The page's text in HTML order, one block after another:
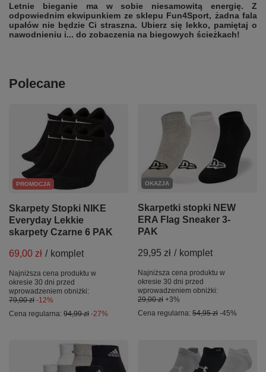
Letnie bieganie ma w sobie niesamowitą energię. Z
odpowiednim ekwipunkiem ze sklepu Fun4Sport, żadna fala
upałów nie będzie Ci straszna. Ubierz się lekko, pamiętaj o
nawodnieniu i... do zobaczenia na biegowych ścieżkach!
Polecane
PROMOCJA
Skarpety Stopki NIKE
Everyday Lekkie
skarpety Czarne 6 PAK
69,00 zł / komplet
Najniższa cena produktu w
okresie 30 dni przed
wprowadzeniem obniżki:
79,00 zł -12%
Cena regularna: 94,99 zł -27%
OKAZJA
Skarpetki stopki NEW
ERA Flag Sneaker 3-
PAK
29,95 zł / komplet
Najniższa cena produktu w
okresie 30 dni przed
wprowadzeniem obniżki:
29,00 zł +3%
Cena regularna: 54,95 zł -45%